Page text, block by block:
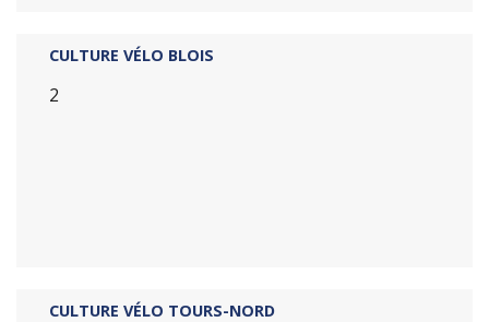
CULTURE VÉLO BLOIS
2
CULTURE VÉLO TOURS-NORD